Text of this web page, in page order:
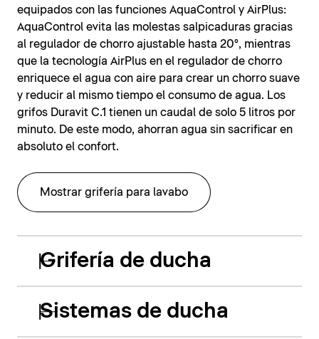
equipados con las funciones AquaControl y AirPlus:
AquaControl evita las molestas salpicaduras gracias
al regulador de chorro ajustable hasta 20°, mientras
que la tecnología AirPlus en el regulador de chorro
enriquece el agua con aire para crear un chorro suave
y reducir al mismo tiempo el consumo de agua. Los
grifos Duravit C.1 tienen un caudal de solo 5 litros por
minuto. De este modo, ahorran agua sin sacrificar en
absoluto el confort.
Mostrar grifería para lavabo
Grifería de ducha
Sistemas de ducha